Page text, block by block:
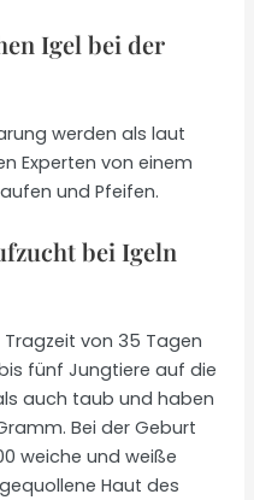
Igel bei der
werden als laut
Experten von einem
und Pfeifen.
bei Igeln
von 35 Tagen
fünf Jungtiere auf die
auch taub und haben
Bei der Geburt
weiche und weiße
Haut des